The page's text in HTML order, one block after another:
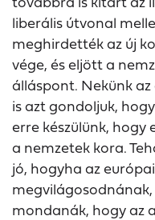
liberális útvonal
meghirdették az új
vége, és eljött a
álláspont. Nekünk
is azt gondoljuk,
erre készülünk, hogy
a nemzetek kora.
jó, hogyha az
mondanák, hogy az